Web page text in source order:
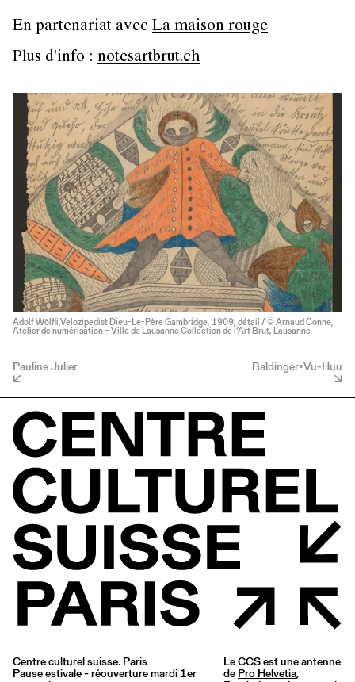
En partenariat avec La maison rouge
Plus d'info : notesartbrut.ch
Adolf Wölfli,Velozipedist Dieu-Le-Père Gambridge, 1909, détail / © Arnaud Conne,
Atelier de numérisation – Ville de Lausanne Collection de l’Art Brut, Lausanne
Pauline Julier Baldinger•Vu-Huu
Centre culturel suisse. Paris
Pause estivale - réouverture mardi 1er
Le CCS est une antenne
de Pro Helvetia,